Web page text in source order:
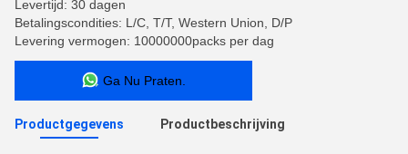
Levertijd: 30 dagen
Betalingscondities: L/C, T/T, Western Union, D/P
Levering vermogen: 10000000packs per dag
Ga Nu Praten.
Productgegevens Productbeschrijving